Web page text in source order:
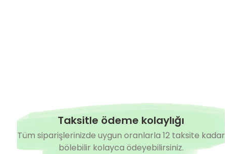
Taksitle ödeme kolaylığı
Tüm siparişlerinizde uygun oranlarla 12 taksite kadar
bölebilir kolayca ödeyebilirsiniz.